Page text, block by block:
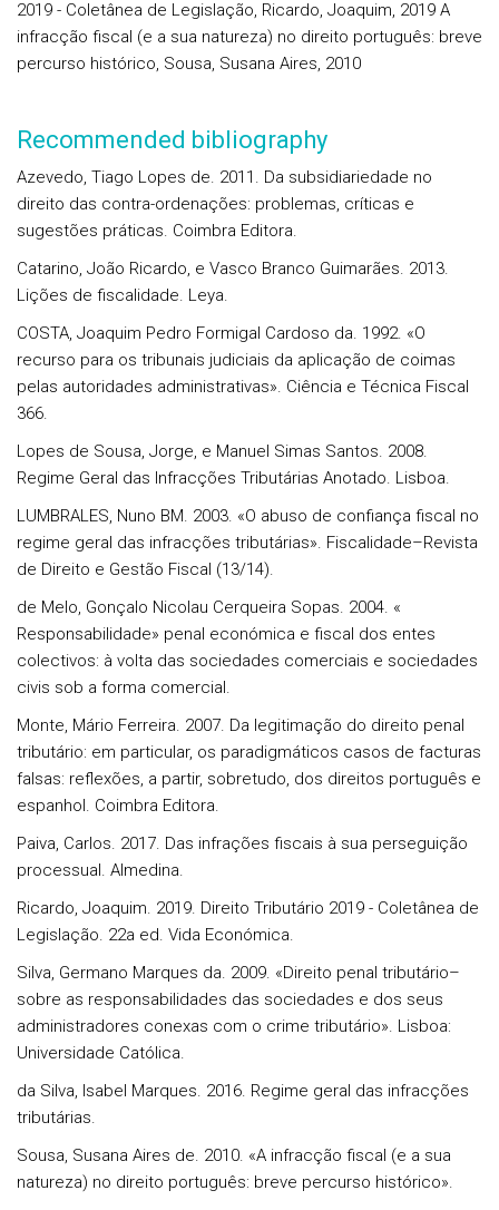
2019 - Coletânea de Legislação, Ricardo, Joaquim, 2019 A
infracção fiscal (e a sua natureza) no direito português: breve
percurso histórico, Sousa, Susana Aires, 2010
Recommended bibliography
Azevedo, Tiago Lopes de. 2011. Da subsidiariedade no
direito das contra-ordenações: problemas, críticas e
sugestões práticas. Coimbra Editora.
Catarino, João Ricardo, e Vasco Branco Guimarães. 2013.
Lições de fiscalidade. Leya.
COSTA, Joaquim Pedro Formigal Cardoso da. 1992. «O
recurso para os tribunais judiciais da aplicação de coimas
pelas autoridades administrativas». Ciência e Técnica Fiscal
366.
Lopes de Sousa, Jorge, e Manuel Simas Santos. 2008.
Regime Geral das Infracções Tributárias Anotado. Lisboa.
LUMBRALES, Nuno BM. 2003. «O abuso de confiança fiscal no
regime geral das infracções tributárias». Fiscalidade–Revista
de Direito e Gestão Fiscal (13/14).
de Melo, Gonçalo Nicolau Cerqueira Sopas. 2004. «
Responsabilidade» penal económica e fiscal dos entes
colectivos: à volta das sociedades comerciais e sociedades
civis sob a forma comercial.
Monte, Mário Ferreira. 2007. Da legitimação do direito penal
tributário: em particular, os paradigmáticos casos de facturas
falsas: reflexões, a partir, sobretudo, dos direitos português e
espanhol. Coimbra Editora.
Paiva, Carlos. 2017. Das infrações fiscais à sua perseguição
processual. Almedina.
Ricardo, Joaquim. 2019. Direito Tributário 2019 - Coletânea de
Legislação. 22a ed. Vida Económica.
Silva, Germano Marques da. 2009. «Direito penal tributário–
sobre as responsabilidades das sociedades e dos seus
administradores conexas com o crime tributário». Lisboa:
Universidade Católica.
da Silva, Isabel Marques. 2016. Regime geral das infracções
tributárias.
Sousa, Susana Aires de. 2010. «A infracção fiscal (e a sua
natureza) no direito português: breve percurso histórico».